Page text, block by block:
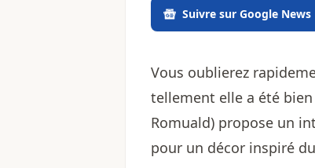
Suivre sur Google News
Vous oublierez
tellement elle a été
Romuald) propose un
pour un décor inspiré